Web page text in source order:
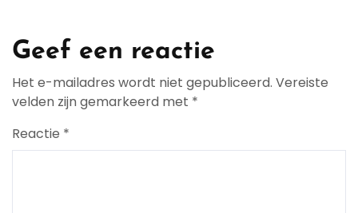
Geef een reactie
Het e-mailadres wordt niet gepubliceerd. Vereiste
velden zijn gemarkeerd met *
Reactie *